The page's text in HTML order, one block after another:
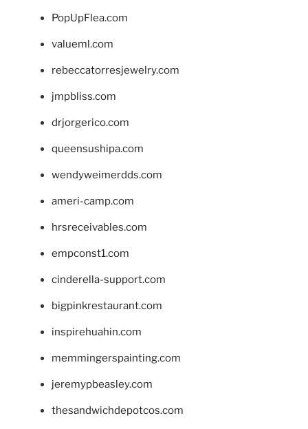
PopUpFlea.com
valueml.com
rebeccatorresjewelry.com
jmpbliss.com
drjorgerico.com
queensushipa.com
wendyweimerdds.com
ameri-camp.com
hrsreceivables.com
empconst1.com
cinderella-support.com
bigpinkrestaurant.com
inspirehuahin.com
memmingerspainting.com
jeremypbeasley.com
thesandwichdepotcos.com